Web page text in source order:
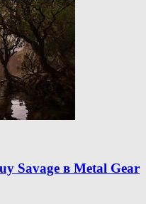
Savage в Metal Gear